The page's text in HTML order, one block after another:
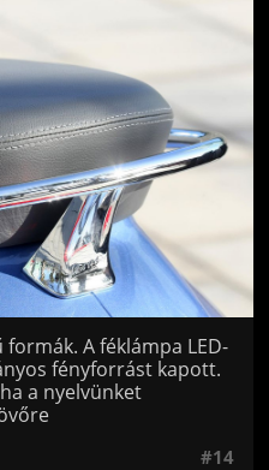
A féklámpa LED-
fényforrást kapott.
a nyelvünket
#14